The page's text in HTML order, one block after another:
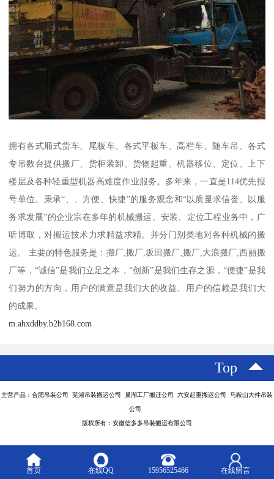
拥有各式厢式货车、尾板车、各式平板车、高栏车、随车吊、各式
专吊数台提供搬厂、货柜装卸、货物起重、机器移位、定位、上下
楼层及各种轻重型机器高难度作业服务。多年来，一直是114优先报
号单位。秉承“、、方便、快捷”的服务观念和“以质量求信誉、以服
务求发展”的企业宗在多年的机械搬运、安装、定位工程业务中，广
听博取，对搬运技术力求精益求精。并分门别类地对各种机械的搬
运。 主要的特色服务是：搬厂,搬厂,坂田搬厂,搬厂,大浪搬厂,西丽搬
厂等，“诚信”是我们立足之本，“创新”是我们生存之源，“便捷”是我
们努力的方向，用户的满意是我们大的收益、用户的信赖是我们大
的成果。
m.ahxddby.b2b168.com
Top
主营产品：合肥吊装公司 芜湖吊装搬运公司 巢湖工厂搬迁公司 六安起重搬运公司 马鞍山大件吊装
公司
版权所有：安徽信多多吊装搬运有限公司
首页 在线QQ 15956525466 在线留言